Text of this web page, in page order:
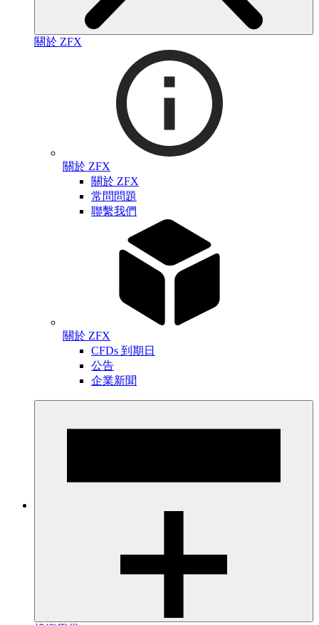
關於 ZFX
關於 ZFX
關於 ZFX
常問問題
聯繫我們
關於 ZFX
CFDs 到期日
公告
企業新聞